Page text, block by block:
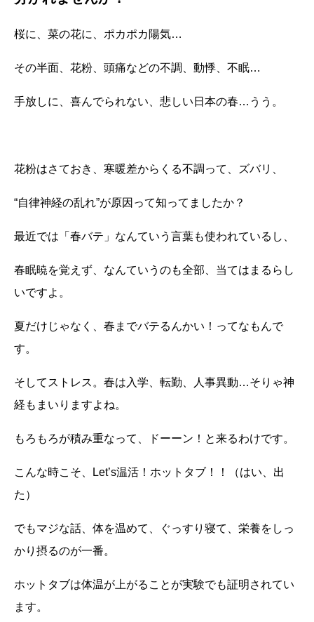
桜に、菜の花に、ポカポカ陽気…
その半面、花粉、頭痛などの不調、動悸、不眠…
手放しに、喜んでられない、悲しい日本の春… うう。
花粉はさておき、寒暖差からくる不調って、ズバリ、
“自律神経の乱れ”が原因って知ってましたか？
最近では「春バテ」なんていう言葉も使われているし、
春眠暁を覚えず、なんていうのも全部、当てはまるらし
いですよ。
夏だけじゃなく、春までバテるんかい！ってなもんで
す。
そしてストレス。春は入学、転勤、人事異動…そりゃ神
経もまいりますよね。
もろもろが積み重なって、ドーーン！と来るわけです。
こんな時こそ、 Let’s温活！ホットタブ！！（はい、出
た）
でもマジな話、体を温めて、ぐっすり寝て、栄養をしっ
かり摂るのが一番。
ホットタブは体温が上がることが実験でも証明されてい
ます。